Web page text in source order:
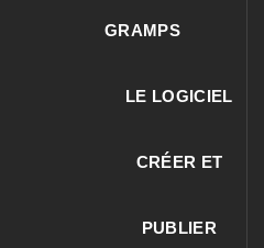
GRAMPS
LE LOGICIEL
CRÉER ET
PUBLIER